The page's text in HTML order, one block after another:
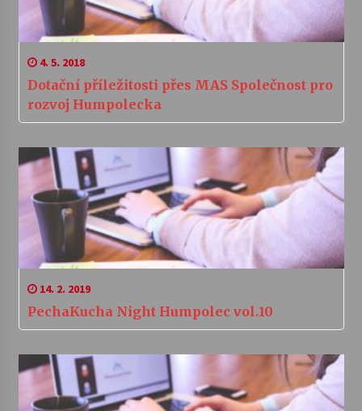
4. 5. 2018
Dotační příležitosti přes MAS Společnost pro
rozvoj Humpolecka
14. 2. 2019
PechaKucha Night Humpolec vol.10